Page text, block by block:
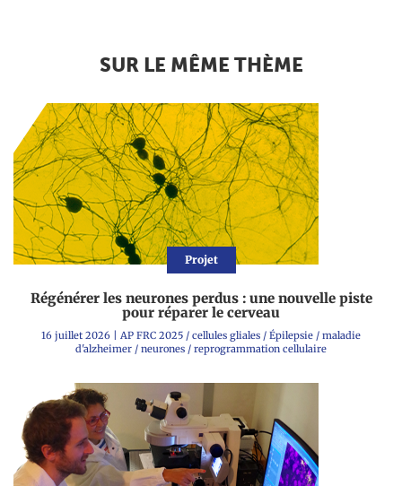
SUR LE MÊME THÈME
Projet
Régénérer les neurones perdus : une nouvelle piste
pour réparer le cerveau
16 juillet 2026 AP FRC 2025 / cellules gliales / Épilepsie / maladie
d'alzheimer / neurones / reprogrammation cellulaire